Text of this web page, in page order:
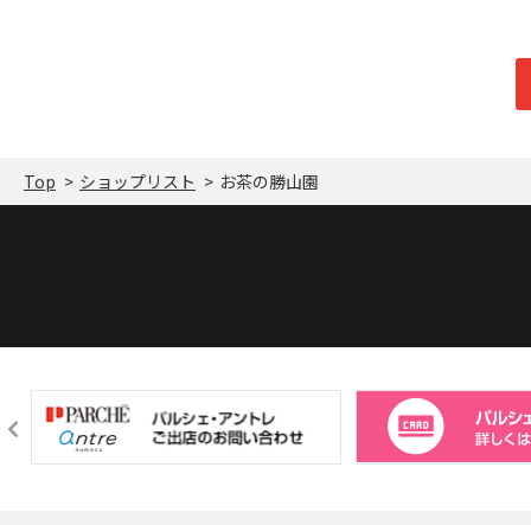
Top ショップリスト お茶の勝山園